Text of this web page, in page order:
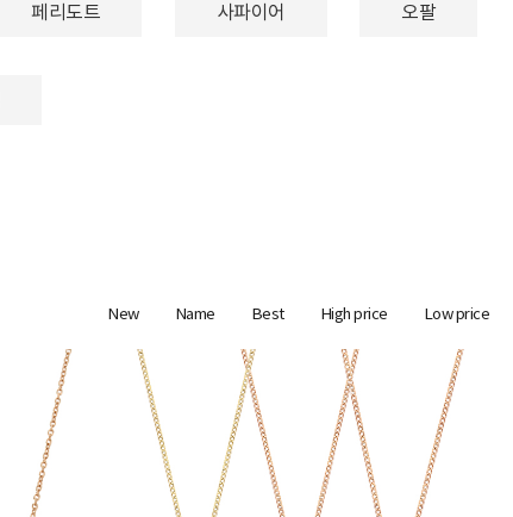
페리도트 사파이어 오팔
New Name Best High price Low price